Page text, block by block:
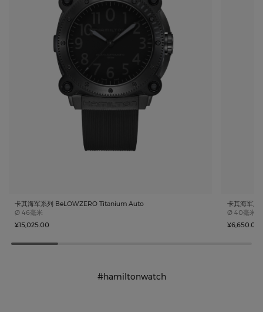
卡其海军系列 BeLOWZERO Titanium Auto
Ø Case size
46毫米
¥15,025.00
卡其海军系
Ø Case size
40毫米
¥6,650.00
#hamiltonwatch